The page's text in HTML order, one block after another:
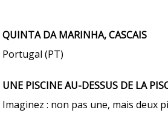
QUINTA DA MARINHA, CASCAIS
Portugal (PT)
UNE PISCINE AU-DESSUS DE LA
Imaginez : non pas une, mais deux